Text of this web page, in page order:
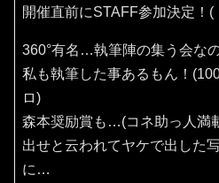
開催直前にSTAFF参加決定！(⁠
360°有名…執筆陣の集う会な
私も執筆した事あるもん！
ロ)
森本奨励賞も…(コネ助っ人満
出せと云われてヤケで出した
に…